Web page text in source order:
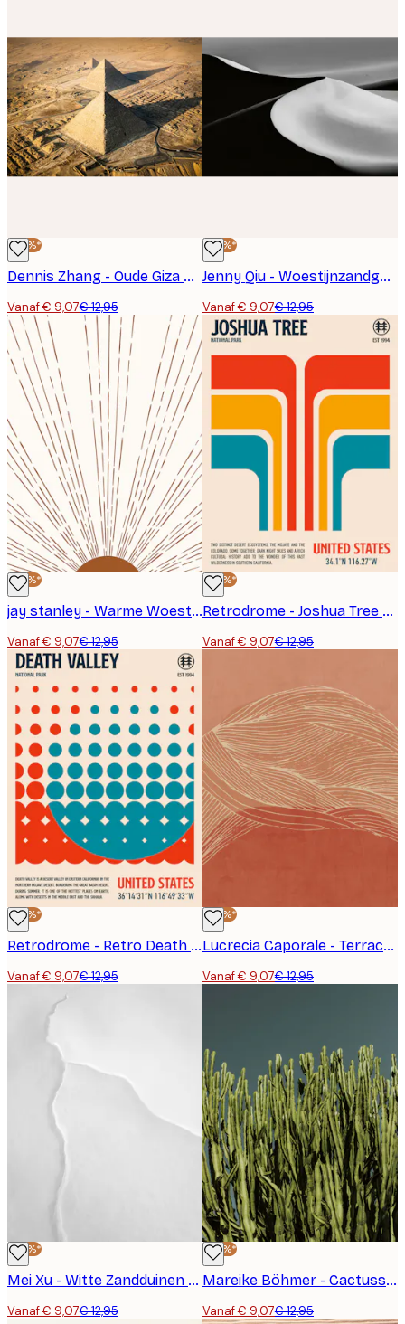
-30%*
Dennis Zhang - Oude Giza Piramides Poster
Vanaf € 9,07€ 12,95
-30%*
Jenny Qiu - Woestijnzandgolven Poster
Vanaf € 9,07€ 12,95
-30%*
jay stanley - Warme Woestijnzon Poster
Vanaf € 9,07€ 12,95
-30%*
Retrodrome - Joshua Tree Retro Woestijn Poster
Vanaf € 9,07€ 12,95
-30%*
Retrodrome - Retro Death Valley Woestijn Poster
Vanaf € 9,07€ 12,95
-30%*
Lucrecia Caporale - Terracotta Woestijnlandschap Poster
Vanaf € 9,07€ 12,95
-30%*
Mei Xu - Witte Zandduinen Poster
Vanaf € 9,07€ 12,95
-30%*
Mareike Böhmer - Cactussen Poster
Vanaf € 9,07€ 12,95